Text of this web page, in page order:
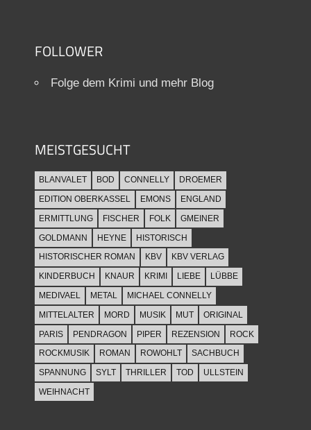
FOLLOWER
Folge dem Krimi und mehr Blog
MEISTGESUCHT
BLANVALET BOD CONNELLY
DROEMER
EDITION OBERKASSEL
EMONS
ENGLAND
ERMITTLUNG
FISCHER FOLK
GMEINER
GOLDMANN
HEYNE
HISTORISCH
HISTORISCHER ROMAN
KBV
KBV VERLAG
KINDERBUCH
KNAUR KRIMI LIEBE
LÜBBE
MEDIVAEL
METAL
MICHAEL CONNELLY
MITTELALTER
MORD MUSIK MUT
ORIGINAL
PARIS
PENDRAGON PIPER REZENSION
ROCK
ROCKMUSIK
ROMAN ROWOHLT
SACHBUCH
SPANNUNG
SYLT THRILLER TOD
ULLSTEIN
WEIHNACHT